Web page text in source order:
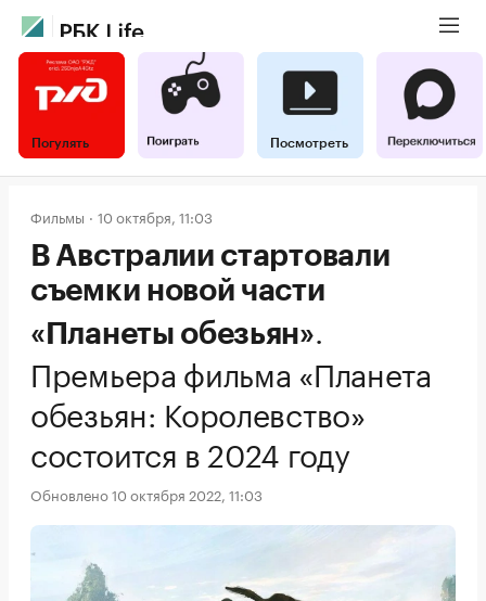
Погулять Посмотреть
Фильмы 10 октября, 11:03
В Австралии стартовали
съемки новой части
«Планеты обезьян».
Премьера фильма «Планета
обезьян: Королевство»
состоится в 2024 году
Обновлено 10 октября 2022, 11:03